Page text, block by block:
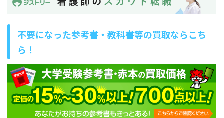
不要になった参考書・教科書等の買取ならこち
ら！